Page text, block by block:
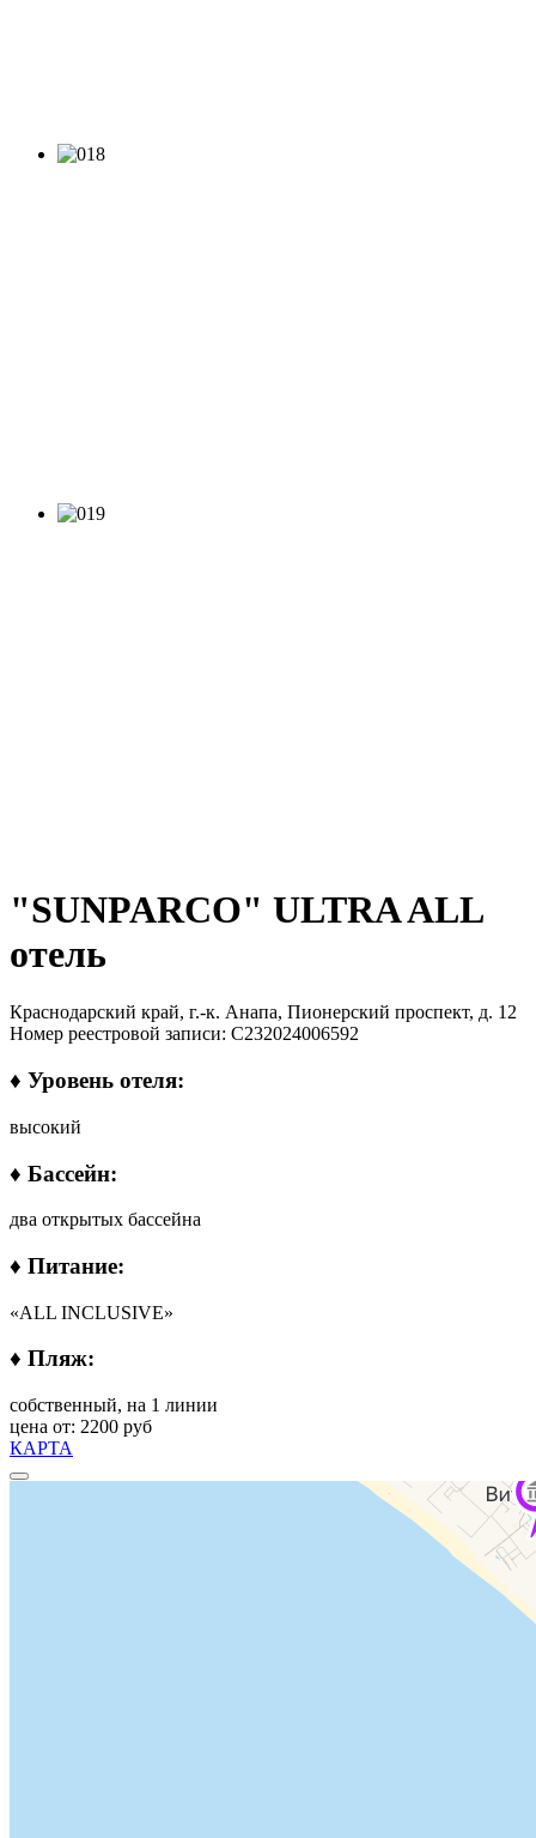
"SUNPARCO" ULTRA ALL
отель
Краснодарский край, г.-к. Анапа, Пионерский проспект, д. 12
Номер реестровой записи: С232024006592
♦ Уровень отеля:
высокий
♦ Бассейн:
два открытых бассейна
♦ Питание:
«ALL INCLUSIVE»
♦ Пляж:
собственный, на 1 линии
цена от: 2200 руб
КАРТА